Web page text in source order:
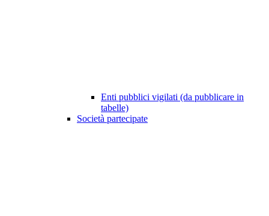
Enti pubblici vigilati (da pubblicare in
tabelle)
Società partecipate